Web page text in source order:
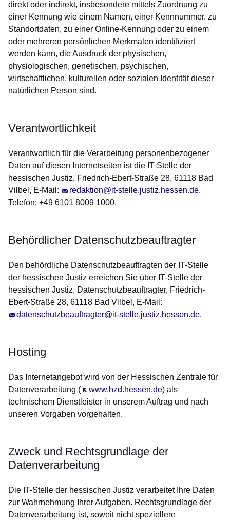
direkt oder indirekt, insbesondere mittels Zuordnung zu
einer Kennung wie einem Namen, einer Kennnummer, zu
Standortdaten, zu einer Online-Kennung oder zu einem
oder mehreren persönlichen Merkmalen identifiziert
werden kann, die Ausdruck der physischen,
physiologischen, genetischen, psychischen,
wirtschaftlichen, kulturellen oder sozialen Identität dieser
natürlichen Person sind.
Verantwortlichkeit
Verantwortlich für die Verarbeitung personenbezogener
Daten auf diesen Internetseiten ist die IT-Stelle der
hessischen Justiz, Friedrich-Ebert-Straße 28, 61118 Bad
Vilbel, E-Mail:
redaktion@it-stelle.justiz.hessen.de,
Telefon: +49 6101 8009 1000.
Behördlicher Datenschutzbeauftragter
Den behördliche Datenschutzbeauftragten der IT-Stelle
der hessischen Justiz erreichen Sie über IT-Stelle der
hessischen Justiz, Datenschutzbeauftragter, Friedrich-
Ebert-Straße 28, 61118 Bad Vilbel, E-Mail:
datenschutzbeauftragter@it-stelle.justiz.hessen.de.
Hosting
Das Internetangebot wird von der Hessischen Zentrale für
Datenverarbeitung (
www.hzd.hessen.de
Öffnet sich in einem neuen Fenster
) als
technischem Dienstleister in unserem Auftrag und nach
unseren Vorgaben vorgehalten.
Zweck und Rechtsgrundlage der
Datenverarbeitung
Die IT-Stelle der hessischen Justiz verarbeitet Ihre Daten
zur Wahrnehmung Ihrer Aufgaben. Rechtsgrundlage der
Datenverarbeitung ist, soweit nicht speziellere